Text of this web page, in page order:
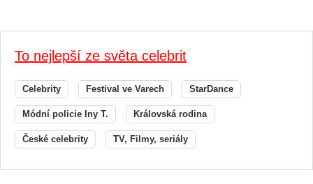
To nejlepší ze světa celebrit
Celebrity Festival ve Varech StarDance
Módní policie Iny T. Královská rodina
České celebrity TV, Filmy, seriály